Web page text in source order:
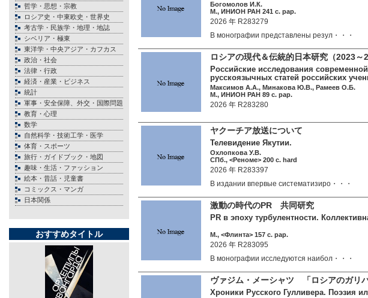
哲学・思想・宗教
ロシア史・中東欧史・世界史
考古学・民族学・地理・地誌
シベリア・極東
東洋学・中央アジア・カフカス
政治・社会
法律・行政
経済・産業・ビジネス
統計
軍事・安全保障、外交・国際問題
教育・心理
数学
自然科学・技術工学・医学
体育・スポーツ
旅行・ガイドブック・地図
趣味・生活・ファッション
絵本・昔話・児童書
コミックス・マンガ
日本関係
おすすめタイトル
Богомолов И.К.
М., ИНИОН РАН 241 c. pap.
2026 年 R283279
В монографии представлены резул・・・
ロシアの現代＆伝統的日本研究（2023
Российские исследования
русскоязычных статей российских
Максимов А.А., Минакова Ю.В., Рамеев О.Б.
М., ИНИОН РАН 89 c. pap.
2026 年 R283280
ヤクーチア放送について
Телевидение Якутии.
Охлопкова У.В.
СПб., <Реноме> 200 c. hard
2026 年 R283397
В издании впервые систематизиро・・・
激動の時代のPR 共同研究
PR в эпоху турбулентности.
М., <Флинта> 157 c. pap.
2026 年 R283095
В монографии исследуются наибол・・・
ヴァジム・メーシャツ 「ロシアのガ
Хроники Русского Гулливера. Поэзия